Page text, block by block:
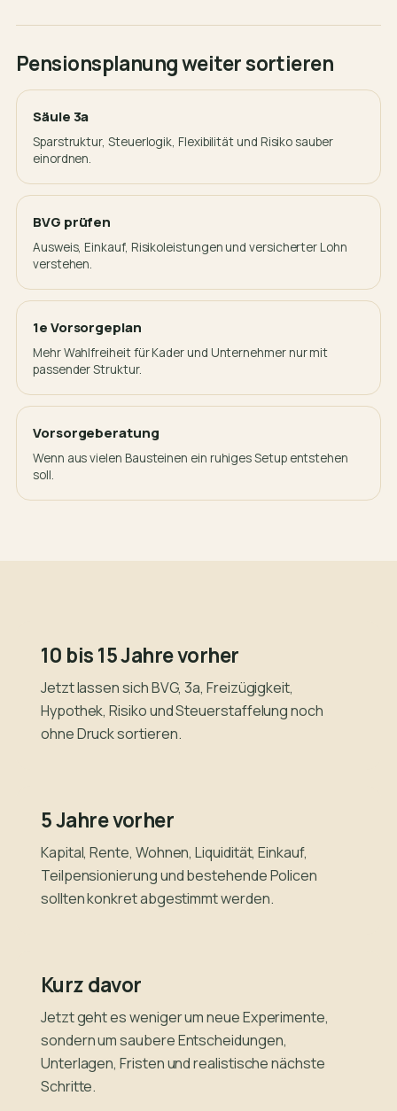
Pensionsplanung weiter sortieren
Säule 3a
Sparstruktur, Steuerlogik, Flexibilität und Risiko sauber
einordnen.
BVG prüfen
Ausweis, Einkauf, Risikoleistungen und versicherter Lohn
verstehen.
1e Vorsorgeplan
Mehr Wahlfreiheit für Kader und Unternehmer nur mit
passender Struktur.
Vorsorgeberatung
Wenn aus vielen Bausteinen ein ruhiges Setup entstehen
soll.
10 bis 15 Jahre vorher
Jetzt lassen sich BVG, 3a, Freizügigkeit,
Hypothek, Risiko und Steuerstaffelung noch
ohne Druck sortieren.
5 Jahre vorher
Kapital, Rente, Wohnen, Liquidität, Einkauf,
Teilpensionierung und bestehende Policen
sollten konkret abgestimmt werden.
Kurz davor
Jetzt geht es weniger um neue Experimente,
sondern um saubere Entscheidungen,
Unterlagen, Fristen und realistische nächste
Schritte.